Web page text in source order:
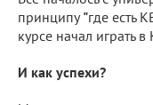
принципу"где есть
курсе начал играть
И как успехи?